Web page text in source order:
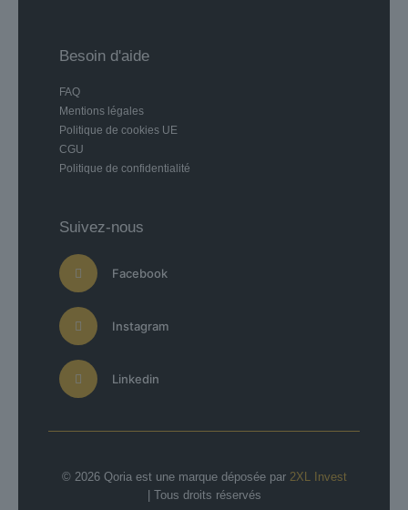
Besoin d'aide
FAQ
Mentions légales
Politique de cookies UE
CGU
Politique de confidentialité
Suivez-nous
Facebook
Instagram
Linkedin
© 2026 Qoria est une marque déposée par 2XL Invest
| Tous droits réservés